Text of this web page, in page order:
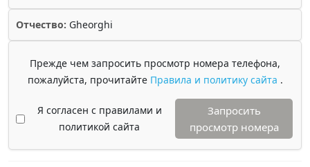
Отчество: Gheorghi
Прежде чем запросить просмотр номера телефона,
пожалуйста, прочитайте Правила и политику сайта .
Я согласен с правилами и
политикой сайта
Запросить
просмотр номера